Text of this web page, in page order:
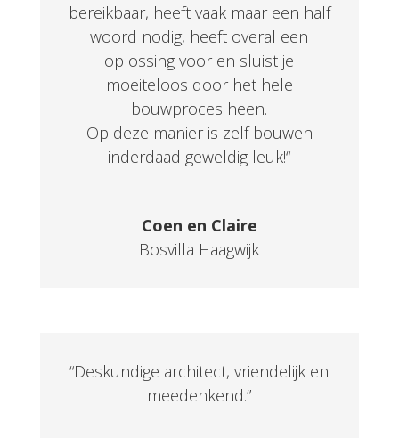
bereikbaar, heeft vaak maar een half
woord nodig, heeft overal een
oplossing voor en sluist je
moeiteloos door het hele
bouwproces heen.
Op deze manier is zelf bouwen
inderdaad geweldig leuk!“
Coen en Claire
Bosvilla Haagwijk
“Deskundige architect, vriendelijk en
meedenkend.”